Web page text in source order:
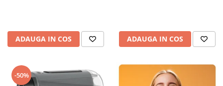
ADAUGA IN COS ADAUGA IN COS
-50%